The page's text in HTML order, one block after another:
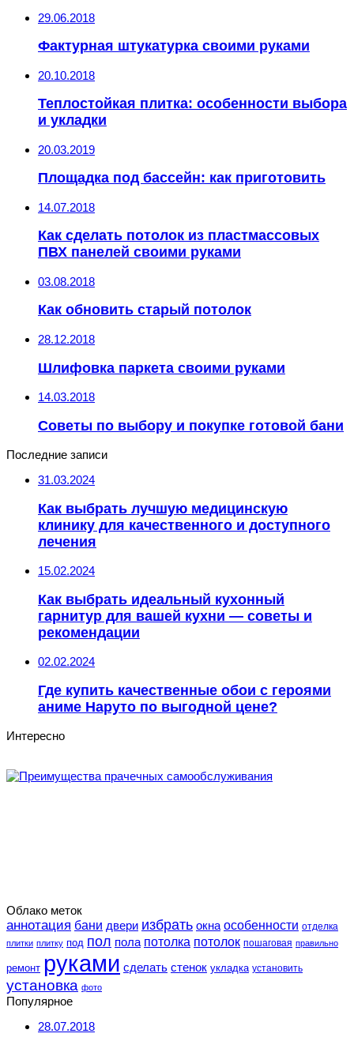
29.06.2018
Фактурная штукатурка своими руками
20.10.2018
Теплостойкая плитка: особенности выбора
и укладки
20.03.2019
Площадка под бассейн: как приготовить
14.07.2018
Как сделать потолок из пластмассовых
ПВХ панелей своими руками
03.08.2018
Как обновить старый потолок
28.12.2018
Шлифовка паркета своими руками
14.03.2018
Советы по выбору и покупке готовой бани
Последние записи
31.03.2024
Как выбрать лучшую медицинскую
клинику для качественного и доступного
лечения
15.02.2024
Как выбрать идеальный кухонный
гарнитур для вашей кухни — советы и
рекомендации
02.02.2024
Где купить качественные обои с героями
аниме Наруто по выгодной цене?
Интересно
Облако меток
аннотация бани двери избрать окна особенности отделка
плитки плитку под пол пола потолка потолок пошаговая правильно
ремонт руками сделать стенок укладка установить
установка фото
Популярное
28.07.2018